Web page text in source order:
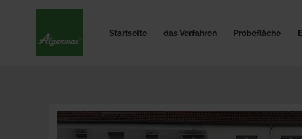
Startseite das Verfahren Probefläche